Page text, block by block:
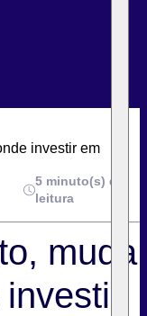
investir em
5 minuto(s) de
leitura
muda